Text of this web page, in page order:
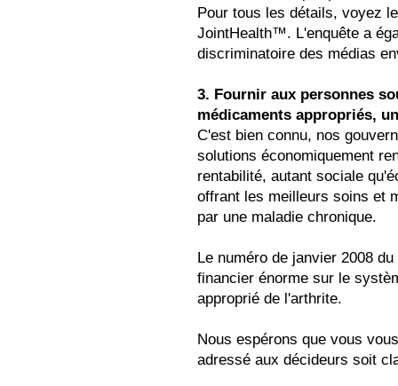
Pour tous les détails, voyez
JointHealth™. L'enquête a
discriminatoire des médias
3. Fournir aux personnes
médicaments appropriés,
C'est bien connu, nos
solutions économiquement
rentabilité, autant sociale
offrant les meilleurs soins et
par une maladie chronique.
Le numéro de janvier 2008
financier énorme sur le
approprié de l'arthrite.
Nous espérons que vous
adressé aux décideurs soit